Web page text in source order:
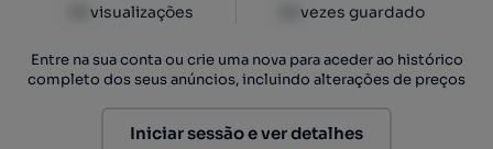
visualizações vezes guardado
Entre na sua conta ou crie uma nova para aceder ao histórico
completo dos seus anúncios, incluindo alterações de preços
Iniciar sessão e ver detalhes